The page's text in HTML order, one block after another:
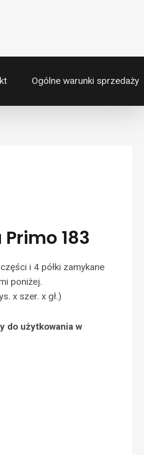
Ogólne warunki sprzedaży
183
i 4 półki zamykane
poniżej.
x szer. x gł.)
do użytkowania w